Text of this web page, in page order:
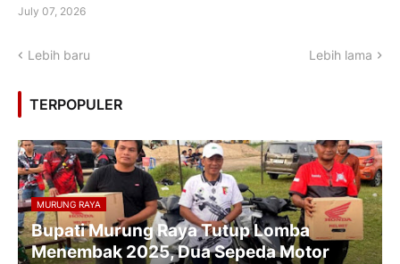
July 07, 2026
Lebih baru Lebih lama
TERPOPULER
MURUNG RAYA
Bupati Murung Raya Tutup Lomba
Menembak 2025, Dua Sepeda Motor